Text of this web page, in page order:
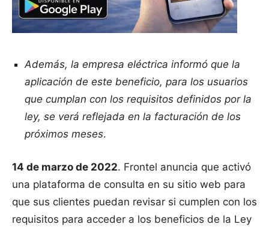
Además, la empresa eléctrica informó que la
aplicación de este beneficio, para los usuarios
que cumplan con los requisitos definidos por la
ley, se verá reflejada en la facturación de los
próximos meses.
14 de marzo de 2022. Frontel anuncia que activó
una plataforma de consulta en su sitio web para
que sus clientes puedan revisar si cumplen con los
requisitos para acceder a los beneficios de la Ley